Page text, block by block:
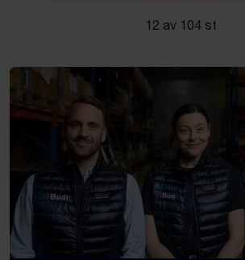
12 av 104 st